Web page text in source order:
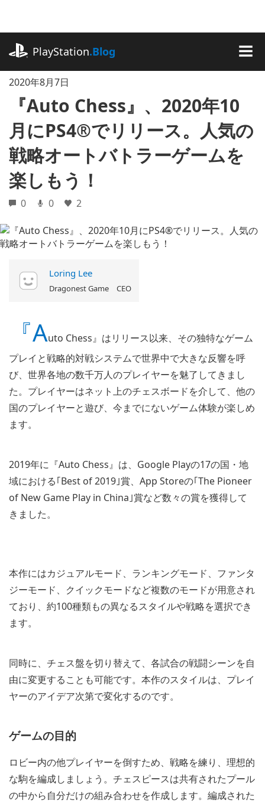
に
ッ
PlayStation.Blog
2020年8月7日
『Auto Chess』、2020年10
月にPS4®でリリース。人気の
戦略オートバトラーゲームを
楽しもう！
0 0 2
Loring Lee
Dragonest Game CEO
『Auto Chess』はリリース以来、その独特なゲーム
プレイと戦略的対戦システムで世界中で大きな反響を呼
び、世界各地の数千万人のプレイヤーを魅了してきまし
た。プレイヤーはネット上のチェスボードを介して、他の
国のプレイヤーと遊び、今までにないゲーム体験が楽しめ
ます。
2019年に『Auto Chess』は、Google Playの17の国・地
域における｢Best of 2019｣賞、App Storeの｢The Pioneer
of New Game Play in China｣賞など数々の賞を獲得して
きました。
本作にはカジュアルモード、ランキングモード、ファンタ
ジーモード、クイックモードなど複数のモードが用意され
ており、約100種類もの異なるスタイルや戦略を選択でき
ます。
同時に、チェス盤を切り替えて、各試合の戦闘シーンを自
由に変更することも可能です。本作のスタイルは、プレイ
ヤーのアイデア次第で変化するのです。
ゲームの目的
ロビー内の他プレイヤーを倒すため、戦略を練り、理想的
な駒を編成しましょう。チェスピースは共有されたプール
の中から自分だけの組み合わせを作成します。編成された